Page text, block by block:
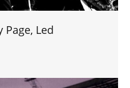
Page, Led